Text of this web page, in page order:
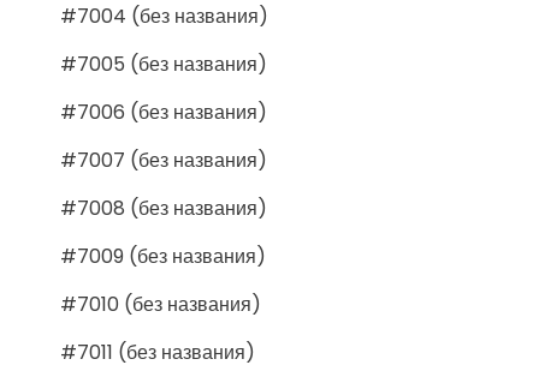
#7004 (без названия)
#7005 (без названия)
#7006 (без названия)
#7007 (без названия)
#7008 (без названия)
#7009 (без названия)
#7010 (без названия)
#7011 (без названия)